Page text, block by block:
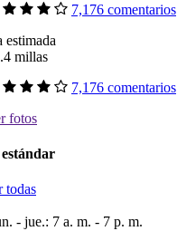
7,176 comentarios
estimada
millas
7,176 comentarios
fotos
todas
- jue.: 7 a. m. - 7 p. m.